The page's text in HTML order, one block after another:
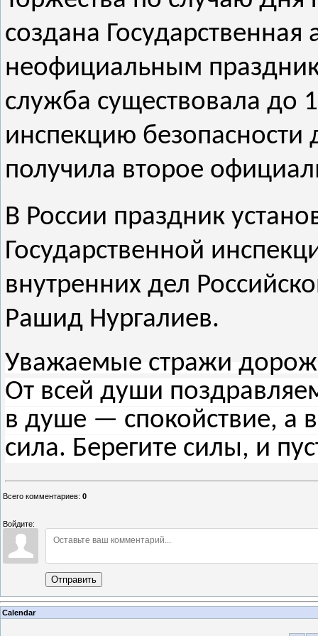
создана
неофициальным
служба существовала до
инспекцию
получила второе
В России праздник
Государственной
внутренних дел
Рашид Нургалиев.
Уважаемые стражи
От всей души
в душе — спокойствие, а
сила. Берегите силы, и
Всего комментариев: 0
Войдите:
Отправить
Calendar